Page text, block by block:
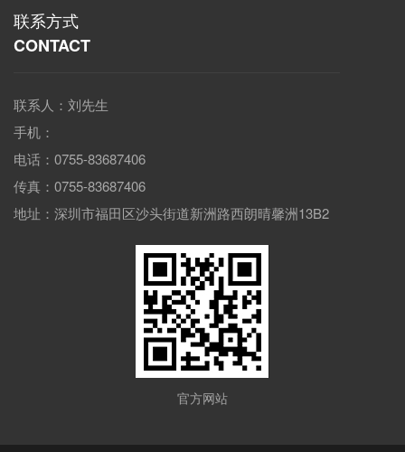
联系方式
CONTACT
联系人：刘先生
手机：
电话：0755-83687406
传真：0755-83687406
地址：深圳市福田区沙头街道新洲路西朗晴馨洲13B2
官方网站